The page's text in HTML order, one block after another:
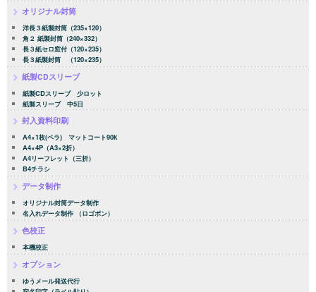
オリジナル封筒
洋長３紙製封筒（235×120）
角２ 紙製封筒（240×332）
長３紙セロ窓付（120×235）
長３紙製封筒 （120×235）
紙製CDスリーブ
紙製CDスリーブ 少ロット
紙製スリーブ 中5日
封入資料印刷
A4×1枚(ペラ) マットコート90k
A4×4P（A3×2折）
A4リーフレット（三折）
B4チラシ
データ制作
オリジナル封筒データ制作
名入れデータ制作 （ロゴポン）
色校正
本機校正
オプション
ゆうメール発送代行